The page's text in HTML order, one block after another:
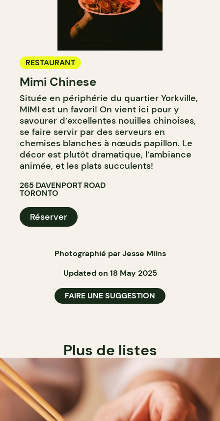
RESTAURANT
Mimi Chinese
Située en périphérie du quartier Yorkville,
MIMI est un favori! On vient ici pour y
savourer d’excellentes nouilles chinoises,
se faire servir par des serveurs en
chemises blanches à nœuds papillon. Le
décor est plutôt dramatique, l’ambiance
animée, et les plats succulents!
265 DAVENPORT ROAD
TORONTO
Réserver
Photographié par Jesse Milns
Updated on 18 May 2025
FAIRE UNE SUGGESTION
Plus de listes